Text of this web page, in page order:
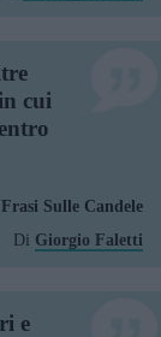
cui
Frasi Sulle Candele
Di Giorgio Faletti
e